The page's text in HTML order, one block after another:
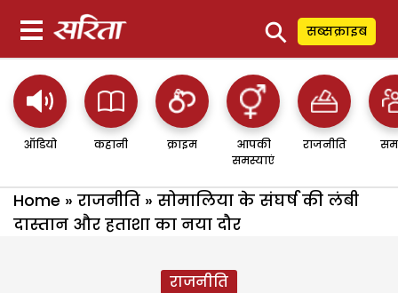
⚲ सब्सक्राइब
ऑडियो कहानी क्राइम
आपकी
समस्याएं
राजनीति
Home » राजनीति » सोमालिया के संघर्ष की लंबी
दास्तान और हताशा का नया दौर
राजनीति